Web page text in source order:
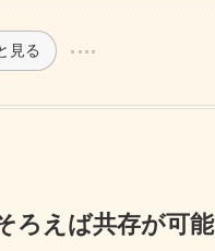
見る
ろえば共存が可能